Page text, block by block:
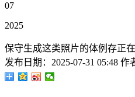
07
2025
保守生成这类照片的体例存正
发布日期： 2025-07-31 05:48 作